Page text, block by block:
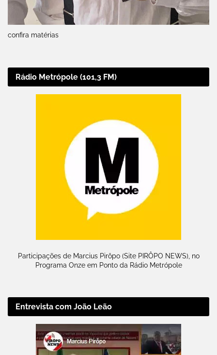
confira matérias
Rádio Metrópole (101,3 FM)
Participações de Marcius Pirôpo (Site PIRÔPO NEWS), no
Programa Onze em Ponto da Rádio Metrópole
Entrevista com João Leão